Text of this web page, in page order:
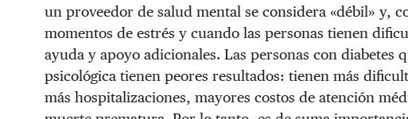
un proveedor de salud mental se considera «débil» y,
momentos de estrés y cuando las personas tienen
ayuda y apoyo adicionales. Las personas con diabetes
psicológica tienen peores resultados: tienen más
más hospitalizaciones, mayores costos de atención